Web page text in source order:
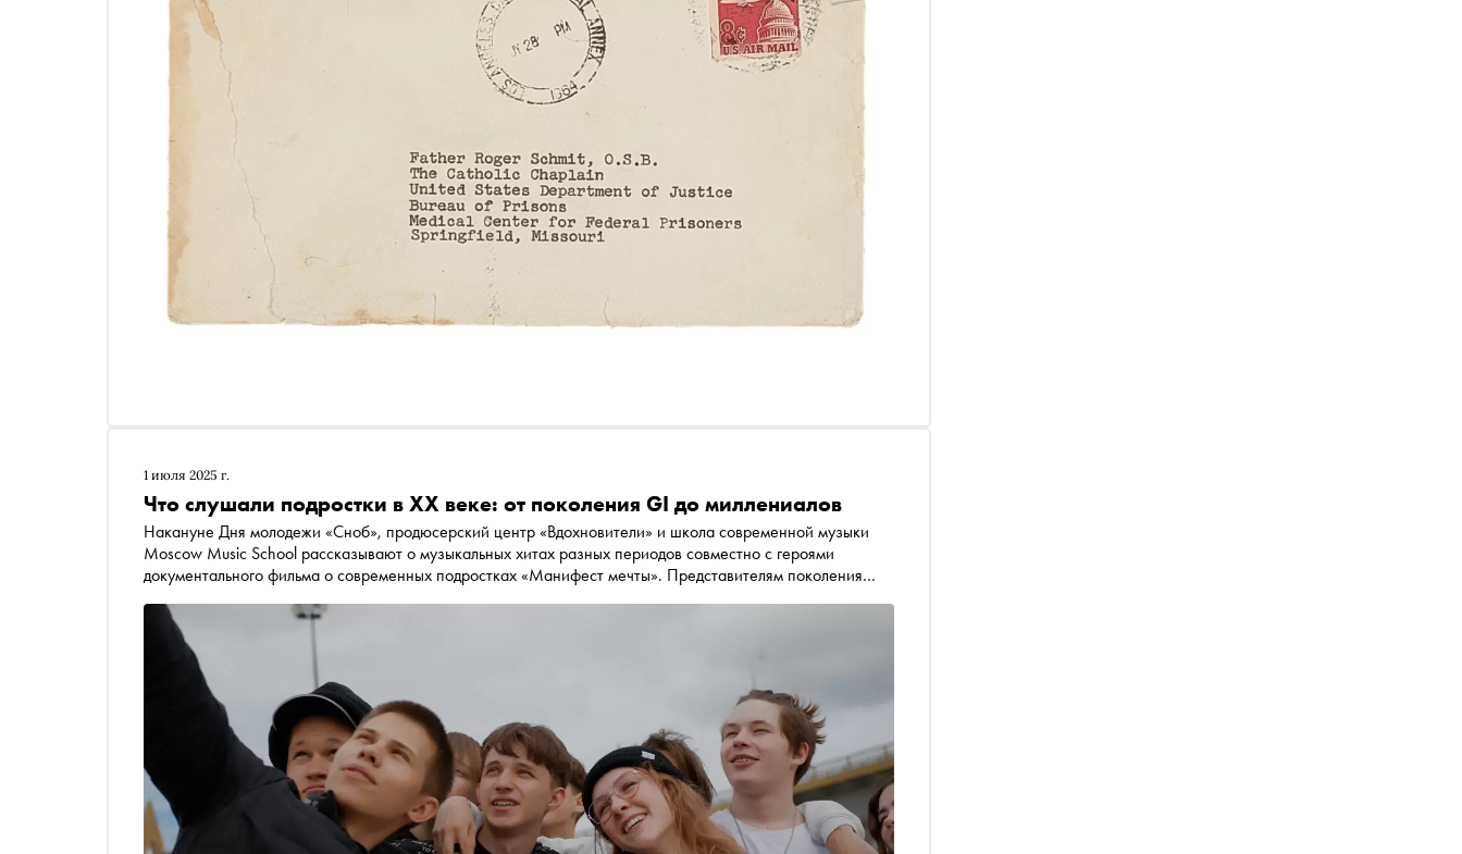
1 июля 2025 г.
Что слушали подростки в XX веке: от поколения GI до миллениалов
Накануне Дня молодежи «Сноб», продюсерский центр «Вдохновители» и школа современной музыки
Moscow Music School рассказывают о музыкальных хитах разных периодов совместно с героями
документального фильма о современных подростках «Манифест мечты». Представителям поколения
Реакции подростков особенно актуально смотрятся сегодня, когда вокруг лишь усиливается тренд на
ностальгию. Фильм уже доступен для просмотра в онлайн-кинотеатрах Wink и «Кинопоиск», а также в
соцсетях издания «Сноб»